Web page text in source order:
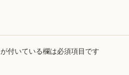
が付いている欄は必須項目です